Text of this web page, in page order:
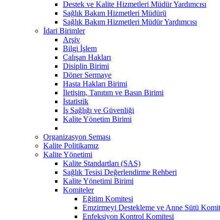
Destek ve Kalite Hizmetleri Müdür Yardımcısı
Sağlık Bakım Hizmetleri Müdürü
Sağlık Bakım Hizmetleri Müdür Yardımcısı
İdari Birimler
Arşiv
Bilgi İşlem
Çalışan Hakları
Disiplin Birimi
Döner Sermaye
Hasta Hakları Birimi
İletişim, Tanıtım ve Basın Birimi
İstatistik
İş Sağlığı ve Güvenliği
Kalite Yönetim Birimi
Organizasyon Şeması
Kalite Politikamız
Kalite Yönetimi
Kalite Standartları (SAS)
Sağlık Tesisi Değerlendirme Rehberi
Kalite Yönetimi Birimi
Komiteler
Eğitim Komitesi
Emzirmeyi Destekleme ve Anne Sütü
Enfeksiyon Kontrol Komitesi